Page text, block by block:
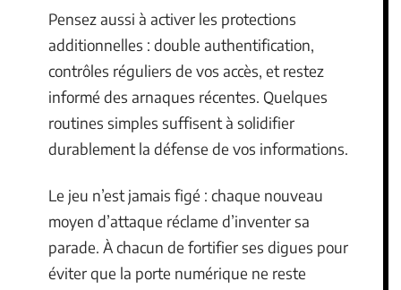
Pensez aussi à activer les protections
additionnelles : double authentification,
contrôles réguliers de vos accès, et restez
informé des arnaques récentes. Quelques
routines simples suffisent à solidifier
durablement la défense de vos informations.
Le jeu n’est jamais figé : chaque nouveau
moyen d’attaque réclame d’inventer sa
parade. À chacun de fortifier ses digues pour
éviter que la porte numérique ne reste